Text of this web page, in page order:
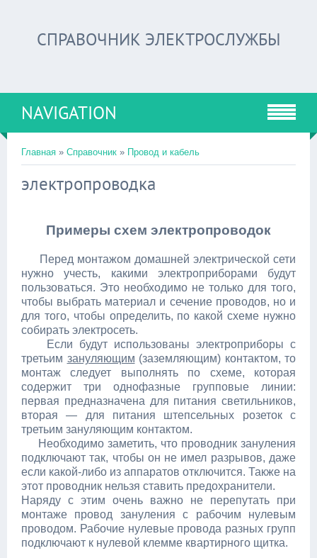
СПРАВОЧНИК ЭЛЕКТРОСЛУЖБЫ
NAVIGATION
Главная » Справочник » Провод и кабель
электропроводка
Примеры схем электропроводок
Перед монтажом домашней электрической сети
нужно учесть, какими электроприборами будут
пользоваться. Это необходимо не только для того,
чтобы выбрать материал и сечение проводов, но и
для того, чтобы определить, по какой схеме нужно
собирать электросеть.
Если будут использованы электроприборы с
третьим зануляющим (заземляющим) контактом, то
монтаж следует выполнять по схеме, которая
содержит три однофазные групповые линии:
первая предназначена для питания светильников,
вторая — для питания штепсельных розеток с
третьим зануляющим контактом.
Необходимо заметить, что проводник зануления
подключают так, чтобы он не имел разрывов, даже
если какой-либо из аппаратов отключится. Также на
этот проводник нельзя ставить предохранители.
Наряду с этим очень важно не перепутать при
монтаже провод зануления с рабочим нулевым
проводом. Рабочие нулевые провода разных групп
подключают к нулевой клемме квартирного щитка.